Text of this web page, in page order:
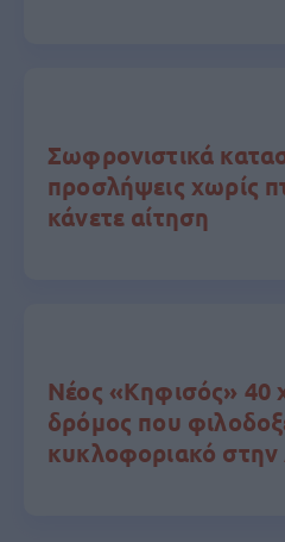
Σωφρονιστικά
προσλήψεις χωρίς
κάνετε αίτηση
Νέος «Κηφισός» 40
δρόμος που
κυκλοφοριακό